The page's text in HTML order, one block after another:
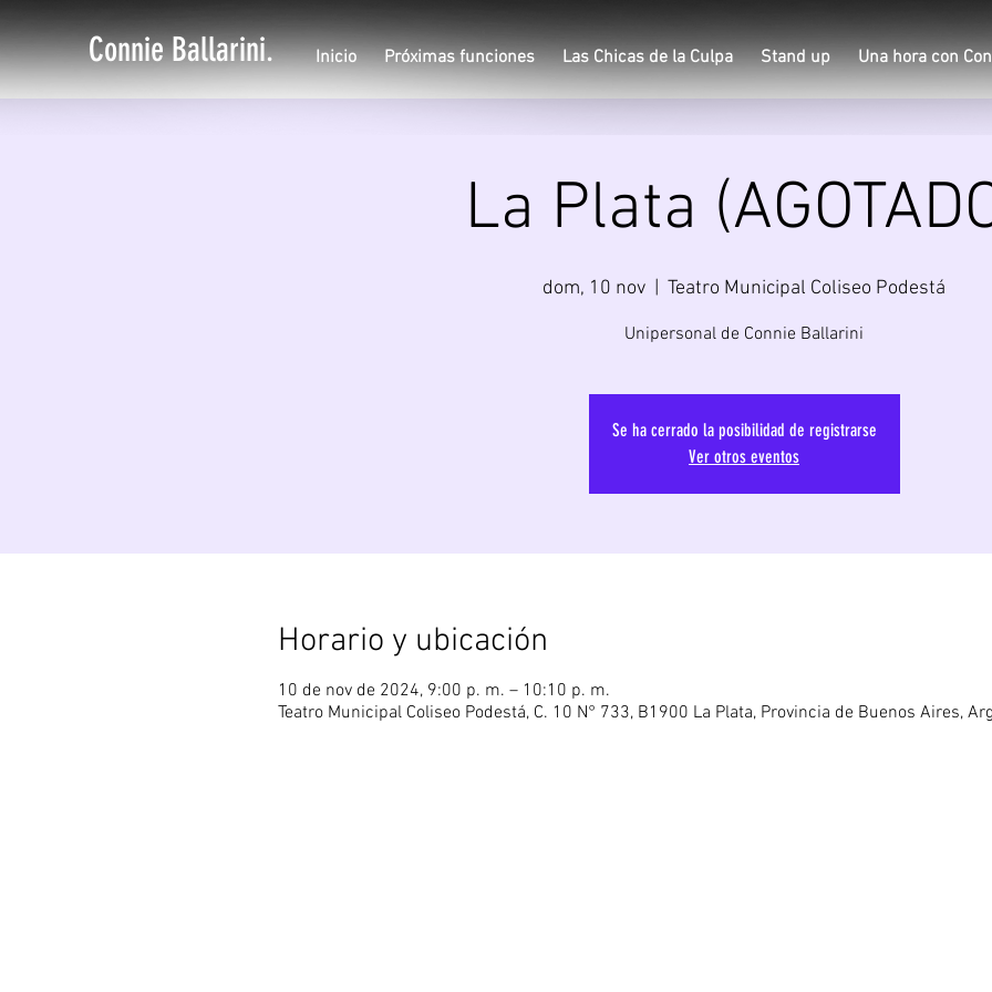
Connie Ballarini. Inicio Próximas funciones Las Chicas de la Culpa Stand up Una hora con
La Plata
dom, 10 nov Teatro Municipal Coliseo Podestá
Unipersonal de Connie Ballarini
Se ha cerrado la posibilidad de registrarse
Ver otros eventos
Horario y ubicación
10 de nov de 2024, 9:00 p. m. – 10:10 p. m.
Teatro Municipal Coliseo Podestá, C. 10 N° 733, B1900 La Plata, Provincia de Buenos Aires,